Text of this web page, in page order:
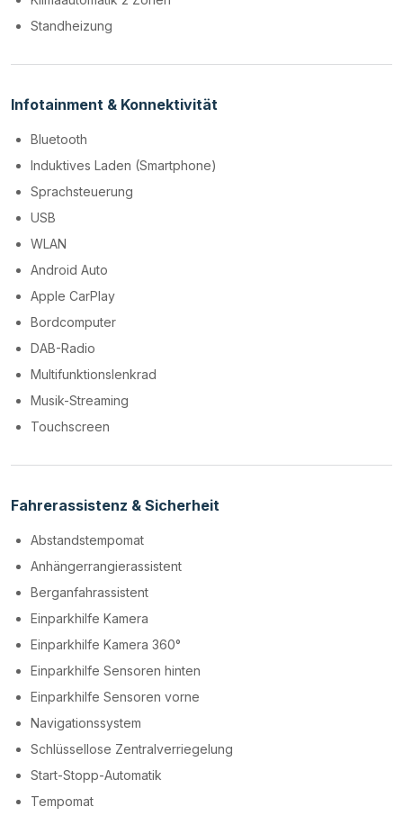
Standheizung
Infotainment & Konnektivität
Bluetooth
Induktives Laden (Smartphone)
Sprachsteuerung
USB
WLAN
Android Auto
Apple CarPlay
Bordcomputer
DAB-Radio
Multifunktionslenkrad
Musik-Streaming
Touchscreen
Fahrerassistenz & Sicherheit
Abstandstempomat
Anhängerrangierassistent
Berganfahrassistent
Einparkhilfe Kamera
Einparkhilfe Kamera 360°
Einparkhilfe Sensoren hinten
Einparkhilfe Sensoren vorne
Navigationssystem
Schlüssellose Zentralverriegelung
Start-Stopp-Automatik
Tempomat